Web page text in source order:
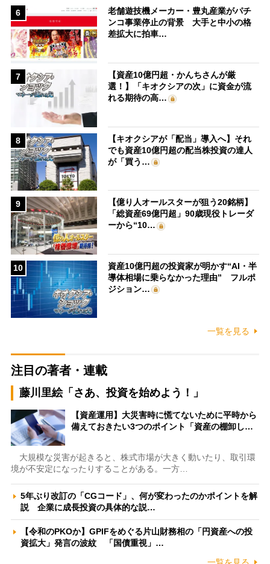
6
老舗遊技機メーカー・豊丸産業がパチ
ンコ事業停止の背景 大手と中小の格
差拡大に拍車…
7
【資産10億円超・かんちさんが厳
選！】「キオクシアの次」に資金が流
れる期待の高…
8
【キオクシアが「配当」導入へ】それ
でも資産10億円超の配当株投資の達人
が「買う…
9
【億り人オールスターが狙う20銘柄】
「総資産69億円超」90歳現役トレーダ
ーから“10…
10
資産10億円超の投資家が明かす“AI・半
導体相場に乗らなかった理由” フルポ
ジション…
一覧を見る
注目の著者・連載
藤川里絵「さあ、投資を始めよう！」
【資産運用】大災害時に慌てないために平時から
備えておきたい3つのポイント「資産の棚卸し…
大規模な災害が起きると、株式市場が大きく動いたり、取引環
境が不安定になったりすることがある。一方…
5年ぶり改訂の「CGコード」、何が変わったのかポイントを解
説 企業に成長投資の具体的な説…
【令和のPKOか】GPIFをめぐる片山財務相の「円資産への投
資拡大」発言の波紋 「国債重視」…